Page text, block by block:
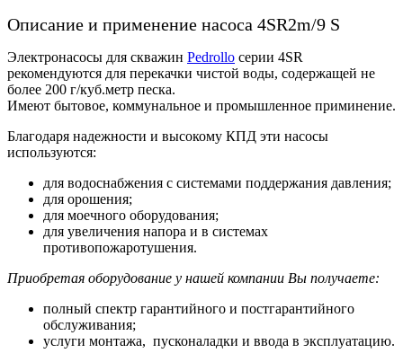
Описание и применение насоса 4SR2m/9 S
Электронасосы для скважин Pedrollo серии 4SR
рекомендуются для перекачки чистой воды, содержащей не
более 200 г/куб.метр песка.
Имеют бытовое, коммунальное и промышленное приминение.
Благодаря надежности и высокому КПД эти насосы
используются:
для водоснабжения с системами поддержания давления;
для орошения;
для моечного оборудования;
для увеличения напора и в системах
противопожаротушения.
Приобретая оборудование у нашей компании Вы получаете:
полный спектр гарантийного и постгарантийного
обслуживания;
услуги монтажа, пусконаладки и ввода в эксплуатацию.